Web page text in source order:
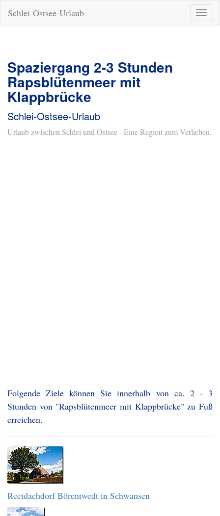
ein-/
Schlei-Ostsee-Urlaub
Spaziergang 2-3 Stunden
Rapsblütenmeer mit
Klappbrücke
Schlei-Ostsee-Urlaub
Urlaub zwischen Schlei und Ostsee - Eine Region zum Verlieben.
Folgende Ziele können Sie innerhalb von ca. 2 - 3
Stunden von "Rapsblütenmeer mit Klappbrücke" zu Fuß
erreichen.
Reetdachdorf Börentwedt in Schwansen